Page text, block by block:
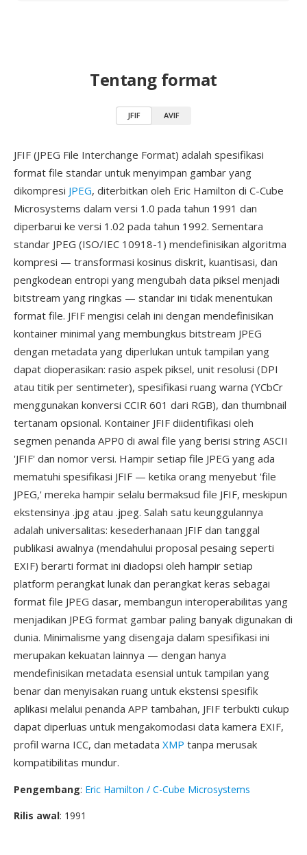
Tentang format
JFIF AVIF
JFIF (JPEG File Interchange Format) adalah spesifikasi
format file standar untuk menyimpan gambar yang
dikompresi JPEG, diterbitkan oleh Eric Hamilton di C-Cube
Microsystems dalam versi 1.0 pada tahun 1991 dan
diperbarui ke versi 1.02 pada tahun 1992. Sementara
standar JPEG (ISO/IEC 10918-1) mendefinisikan algoritma
kompresi — transformasi kosinus diskrit, kuantisasi, dan
pengkodean entropi yang mengubah data piksel menjadi
bitstream yang ringkas — standar ini tidak menentukan
format file. JFIF mengisi celah ini dengan mendefinisikan
kontainer minimal yang membungkus bitstream JPEG
dengan metadata yang diperlukan untuk tampilan yang
dapat dioperasikan: rasio aspek piksel, unit resolusi (DPI
atau titik per sentimeter), spesifikasi ruang warna (YCbCr
menggunakan konversi CCIR 601 dari RGB), dan thumbnail
tertanam opsional. Kontainer JFIF diidentifikasi oleh
segmen penanda APP0 di awal file yang berisi string ASCII
'JFIF' dan nomor versi. Hampir setiap file JPEG yang ada
mematuhi spesifikasi JFIF — ketika orang menyebut 'file
JPEG,' mereka hampir selalu bermaksud file JFIF, meskipun
ekstensinya .jpg atau .jpeg. Salah satu keunggulannya
adalah universalitas: kesederhanaan JFIF dan tanggal
publikasi awalnya (mendahului proposal pesaing seperti
EXIF) berarti format ini diadopsi oleh hampir setiap
platform perangkat lunak dan perangkat keras sebagai
format file JPEG dasar, membangun interoperabilitas yang
menjadikan JPEG format gambar paling banyak digunakan di
dunia. Minimalisme yang disengaja dalam spesifikasi ini
merupakan kekuatan lainnya — dengan hanya
mendefinisikan metadata esensial untuk tampilan yang
benar dan menyisakan ruang untuk ekstensi spesifik
aplikasi melalui penanda APP tambahan, JFIF terbukti cukup
dapat diperluas untuk mengakomodasi data kamera EXIF,
profil warna ICC, dan metadata XMP tanpa merusak
kompatibilitas mundur.
Pengembang: Eric Hamilton / C-Cube Microsystems
Rilis awal: 1991